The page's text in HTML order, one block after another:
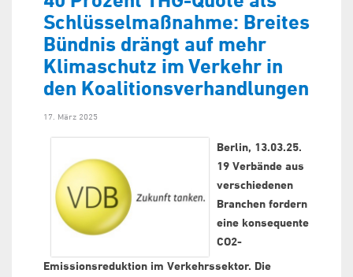
Schlüsselmaßnahme: Breites
Bündnis drängt auf mehr
Klimaschutz im Verkehr in
den Koalitionsverhandlungen
17. März 2025
Berlin, 13.03.25.
19 Verbände aus
verschiedenen
Branchen fordern
eine konsequente
CO2-
Emissionsreduktion im Verkehrssektor. Die